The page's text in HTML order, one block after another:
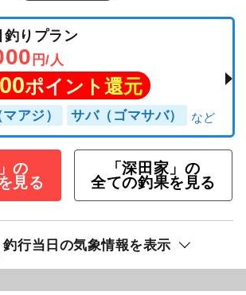
釣りプラン
円/人
ポイント還元
アジ） サバ（ゴマサバ）
の
見る
「深田家」の
全ての釣果を見る
釣行当日の気象情報を表示